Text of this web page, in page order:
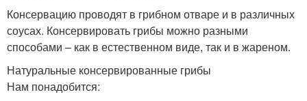
Консервацию проводят в грибном отваре и в различных
соусах. Консервировать грибы можно разными
способами – как в естественном виде, так и в жареном.
Натуральные консервированные грибы
Нам понадобится: